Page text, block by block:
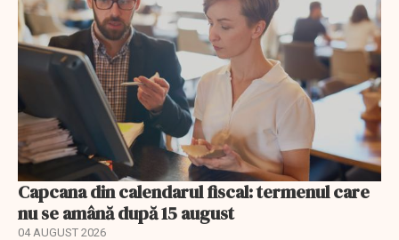
Capcana din calendarul fiscal: termenul care
nu se amână după 15 august
04 AUGUST 2026